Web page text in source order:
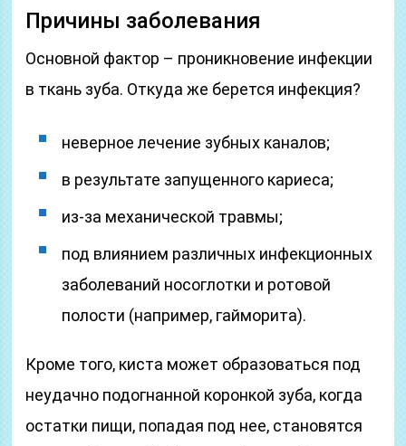
Причины заболевания
Основной фактор – проникновение инфекции
в ткань зуба. Откуда же берется инфекция?
неверное лечение зубных каналов;
в результате запущенного кариеса;
из-за механической травмы;
под влиянием различных инфекционных
заболеваний носоглотки и ротовой
полости (например, гайморита).
Кроме того, киста может образоваться под
неудачно подогнанной коронкой зуба, когда
остатки пищи, попадая под нее, становятся